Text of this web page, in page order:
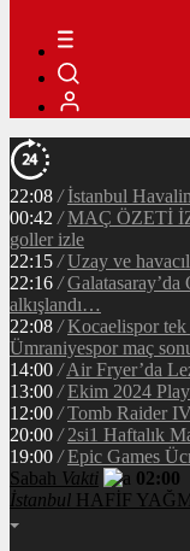
22:08 / İstanbul
00:42 / MAÇ ÖZETİ
goller izle
22:15 / Uzay ve
22:16 / Galatasaray’da
alkışlandı…
22:08 / Kocaelispor tek
Ümraniyespor maç
14:00 / Air Fryer’da
13:00 / Ekim 2024
12:00 / Tomb Raider
20:00 / 2si1 Haftalık
19:00 / Epic Games
Sabah Vakti
02:00
İstanbul HAFİF